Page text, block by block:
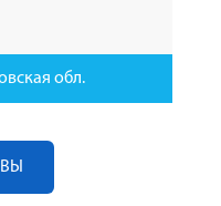
обл.